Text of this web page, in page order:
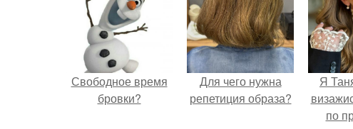
Свободное время
бровки?
Для чего нужна
репетиция образа?
Я
по